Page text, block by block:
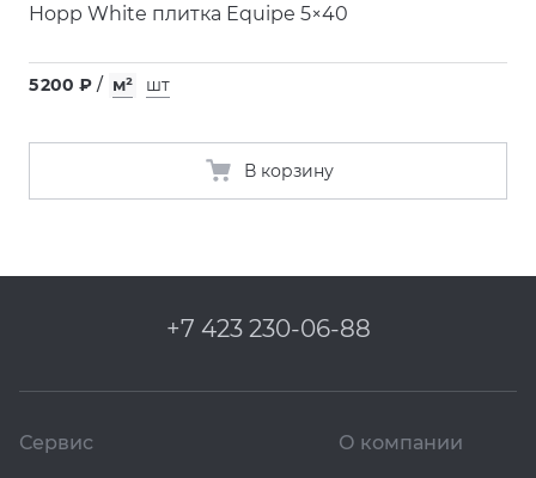
Hopp White плитка Equipe 5×40
5 200 ₽ / м² шт
В корзину
+7 423 230-06-88
Сервис О компании